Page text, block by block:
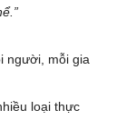
người, mỗi gia
loại thực